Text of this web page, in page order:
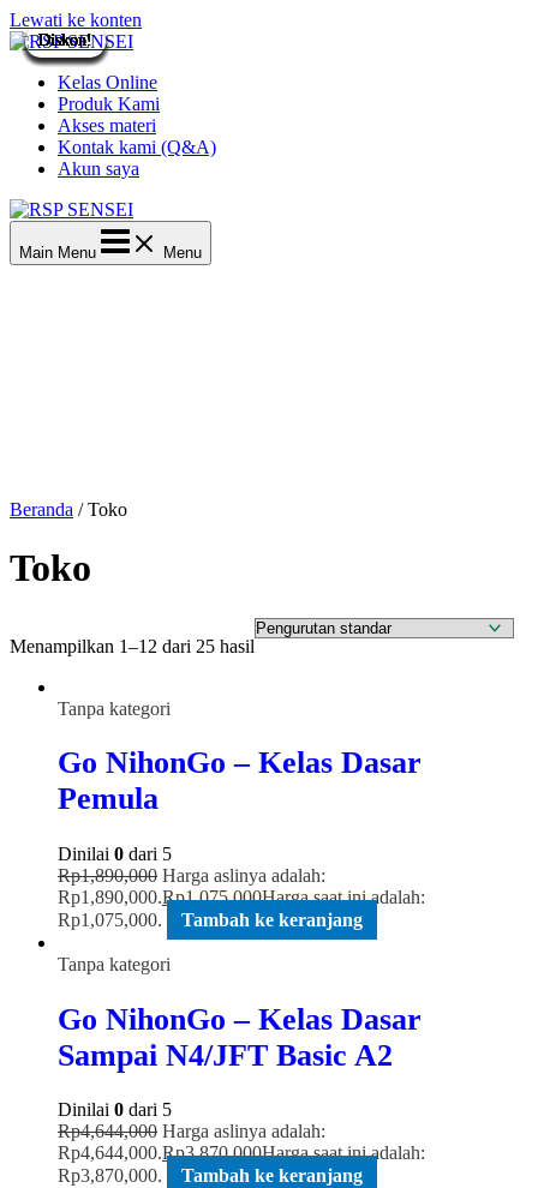
Lewati ke konten
Kelas Online
Produk Kami
Akses materi
Kontak kami (Q&A)
Akun saya
Main Menu Menu
Beranda / Toko
Toko
Menampilkan 1–12 dari 25 hasil
Diskon!
Tanpa kategori
Go NihonGo – Kelas Dasar
Pemula
Dinilai 0 dari 5
Rp1,890,000 Harga aslinya adalah:
Rp1,890,000.Rp1,075,000Harga saat ini adalah:
Rp1,075,000.
Tambah ke keranjang
Diskon!
Tanpa kategori
Go NihonGo – Kelas Dasar
Sampai N4/JFT Basic A2
Dinilai 0 dari 5
Rp4,644,000 Harga aslinya adalah:
Rp4,644,000.Rp3,870,000Harga saat ini adalah:
Rp3,870,000.
Tambah ke keranjang
Diskon!
Diskon!
Diskon!
Diskon!
Diskon!
Diskon!
Diskon!
Diskon!
Diskon!
Diskon!